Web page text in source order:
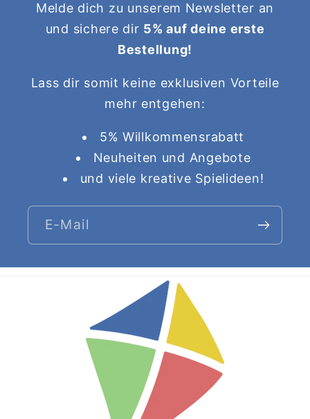
Melde dich zu unserem Newsletter an
und sichere dir 5% auf deine erste
Bestellung!
Lass dir somit keine exklusiven Vorteile
mehr entgehen:
5% Willkommensrabatt
Neuheiten und Angebote
und viele kreative Spielideen!
E-Mail